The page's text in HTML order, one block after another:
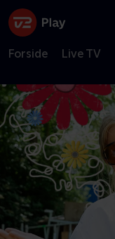
Forside Live TV